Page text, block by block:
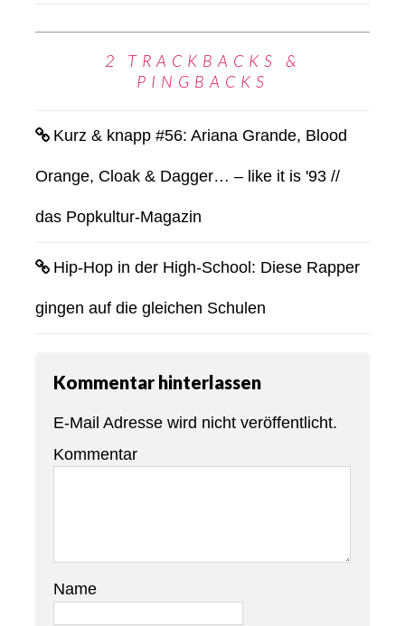
2 TRACKBACKS &
PINGBACKS
Kurz & knapp #56: Ariana Grande, Blood
Orange, Cloak & Dagger… – like it is '93 //
das Popkultur-Magazin
Hip-Hop in der High-School: Diese Rapper
gingen auf die gleichen Schulen
Kommentar hinterlassen
E-Mail Adresse wird nicht veröffentlicht.
Kommentar
Name